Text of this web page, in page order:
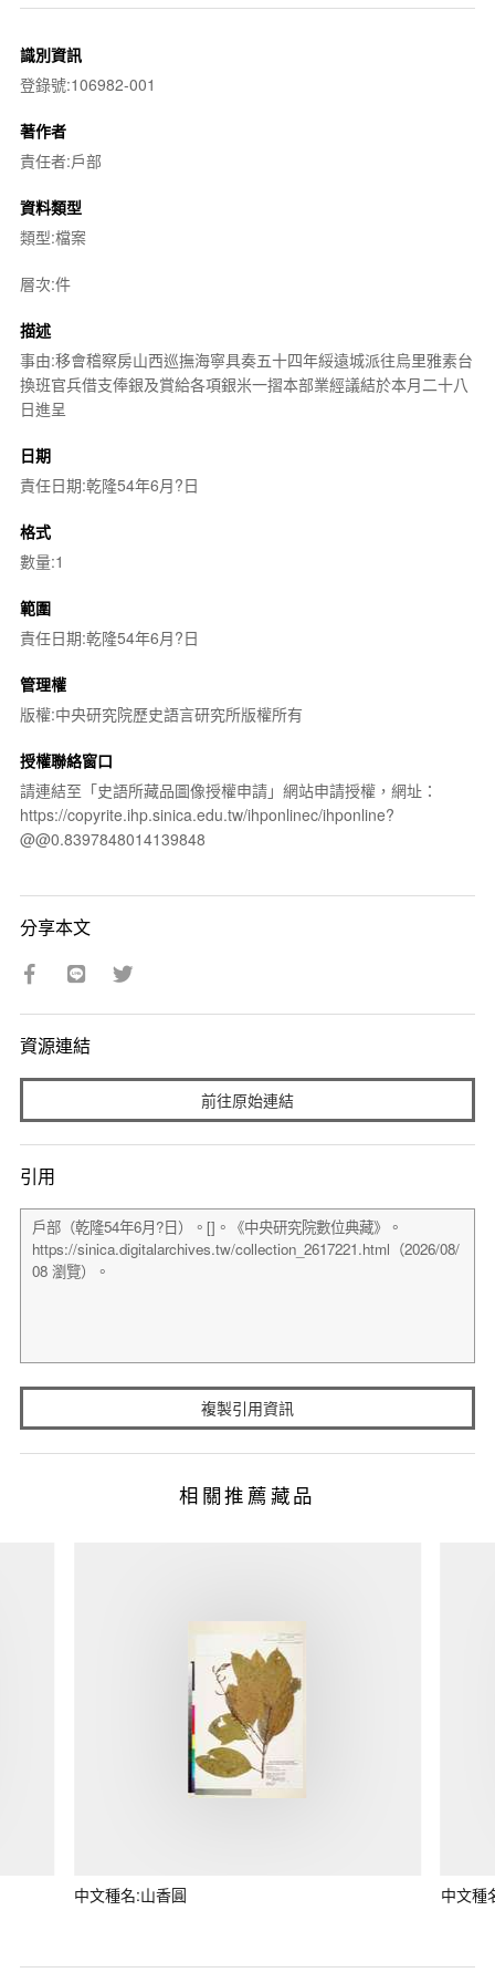
識別資訊
登錄號:106982-001
著作者
責任者:戶部
資料類型
類型:檔案
層次:件
描述
事由:移會稽察房山西巡撫海寧具奏五十四年綏遠城派往烏里雅素台
換班官兵借支俸銀及賞給各項銀米一摺本部業經議結於本月二十八
日進呈
日期
責任日期:乾隆54年6月?日
格式
數量:1
範圍
責任日期:乾隆54年6月?日
管理權
版權:中央研究院歷史語言研究所版權所有
授權聯絡窗口
請連結至「史語所藏品圖像授權申請」網站申請授權，網址：
https://copyrite.ihp.sinica.edu.tw/ihponlinec/ihponline?
@@0.8397848014139848
分享本文
資源連結
前往原始連結
引用
複製引用資訊
相關推薦藏品
中文種名:山香圓 中文種